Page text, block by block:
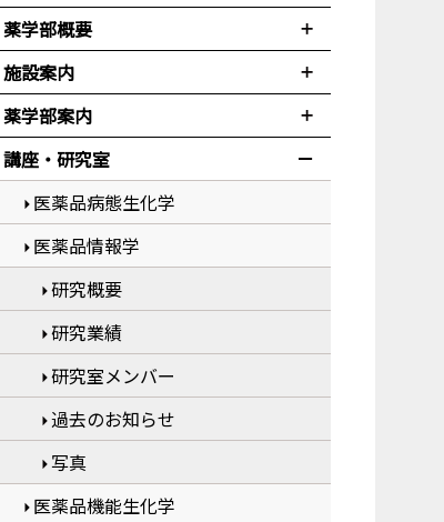
薬学部概要
施設案内
薬学部案内
講座・研究室
医薬品病態生化学
医薬品情報学
研究概要
研究業績
研究室メンバー
過去のお知らせ
写真
医薬品機能生化学